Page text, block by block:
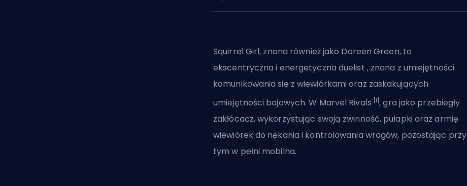
Squirrel Girl, znana również jako Doreen Green, to
ekscentryczna i energetyczna duelist , znana z umiejętności
komunikowania się z wiewiórkami oraz zaskakujących
umiejętności bojowych. W Marvel Rivals [1] , gra jako przebiegły
zakłócacz, wykorzystując swoją zwinność, pułapki oraz armię
wiewiórek do nękania i kontrolowania wrogów, pozostając przy
tym w pełni mobilna.